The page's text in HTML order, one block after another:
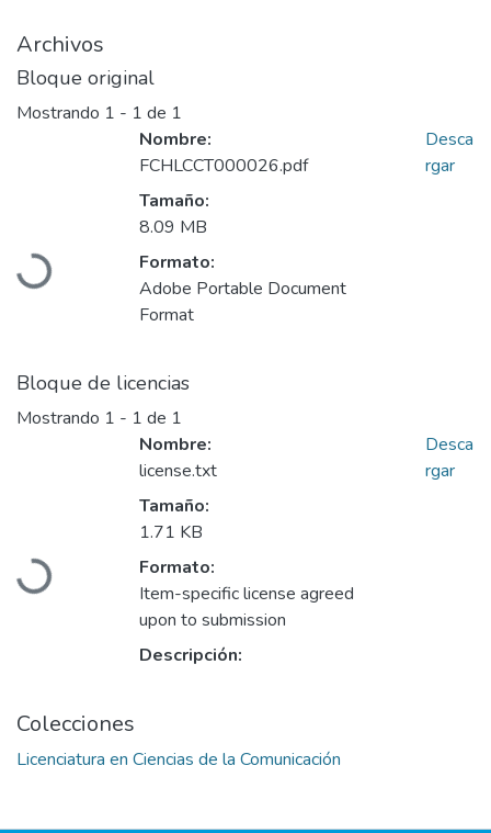
Archivos
Bloque original
Mostrando 1 - 1 de 1
Cargando...
Nombre:
FCHLCCT000026.pdf
Tamaño:
8.09 MB
Formato:
Adobe Portable Document
Format
Desca
rgar
Bloque de licencias
Mostrando 1 - 1 de 1
Cargando...
Nombre:
license.txt
Tamaño:
1.71 KB
Formato:
Item-specific license agreed
upon to submission
Descripción:
Desca
rgar
Colecciones
Licenciatura en Ciencias de la Comunicación